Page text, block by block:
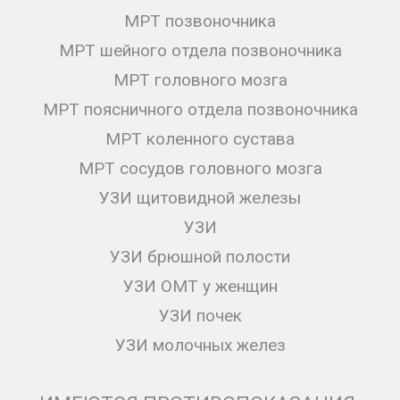
МРТ позвоночника
МРТ шейного отдела позвоночника
МРТ головного мозга
МРТ поясничного отдела позвоночника
МРТ коленного сустава
МРТ сосудов головного мозга
УЗИ щитовидной железы
УЗИ
УЗИ брюшной полости
УЗИ ОМТ у женщин
УЗИ почек
УЗИ молочных желез